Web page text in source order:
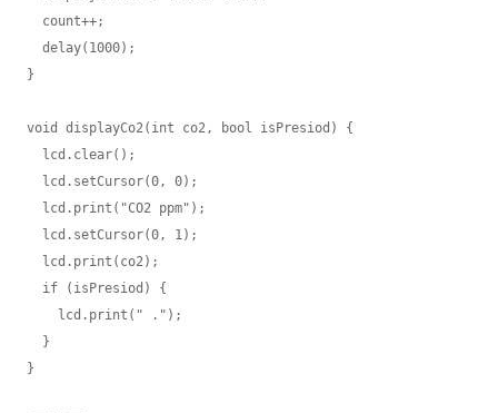
}
void displayCo2(int co2, bool isPresiod) {
}